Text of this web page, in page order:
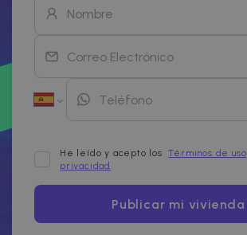
He leído y acepto los Términos de uso
privacidad
Publicar mi vivienda